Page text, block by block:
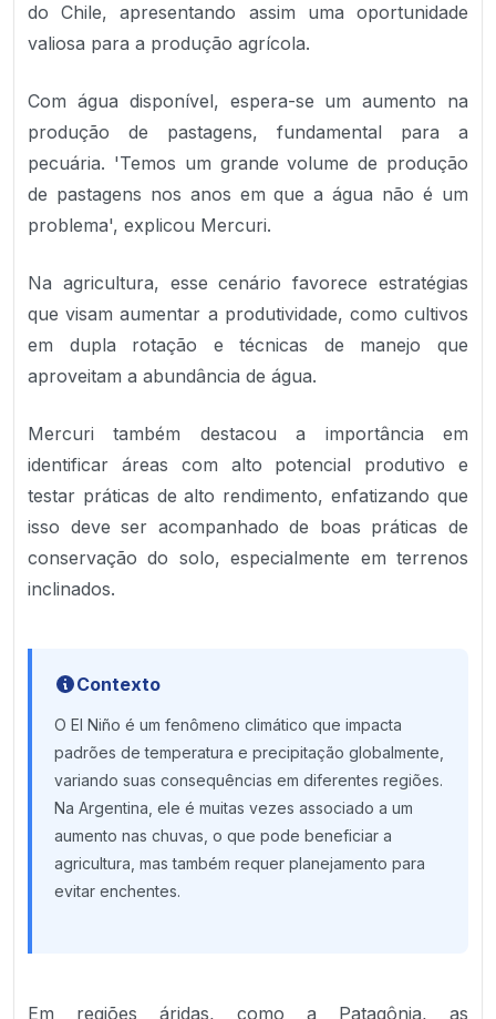
do Chile, apresentando assim uma oportunidade
valiosa para a produção agrícola.
Com água disponível, espera-se um aumento na
produção de pastagens, fundamental para a
pecuária. 'Temos um grande volume de produção
de pastagens nos anos em que a água não é um
problema', explicou Mercuri.
Na agricultura, esse cenário favorece estratégias
que visam aumentar a produtividade, como cultivos
em dupla rotação e técnicas de manejo que
aproveitam a abundância de água.
Mercuri também destacou a importância em
identificar áreas com alto potencial produtivo e
testar práticas de alto rendimento, enfatizando que
isso deve ser acompanhado de boas práticas de
conservação do solo, especialmente em terrenos
inclinados.
Contexto
O El Niño é um fenômeno climático que impacta
padrões de temperatura e precipitação globalmente,
variando suas consequências em diferentes regiões.
Na Argentina, ele é muitas vezes associado a um
aumento nas chuvas, o que pode beneficiar a
agricultura, mas também requer planejamento para
evitar enchentes.
Em regiões áridas, como a Patagônia, as